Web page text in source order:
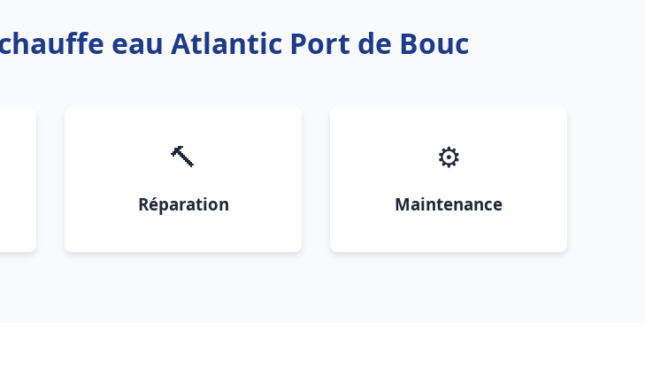
eau Atlantic Port de Bouc
🔨
Réparation
⚙️
Maintenance